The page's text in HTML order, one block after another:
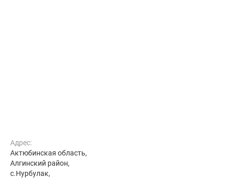
Адрес:
Актюбинская область,
Алгинский район,
с.Нурбулак,